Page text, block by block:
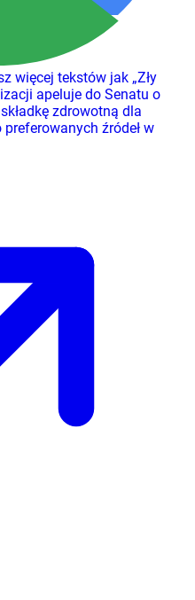
więcej tekstów jak „Zły
apeluje do Senatu o
zdrowotną dla
źródeł w